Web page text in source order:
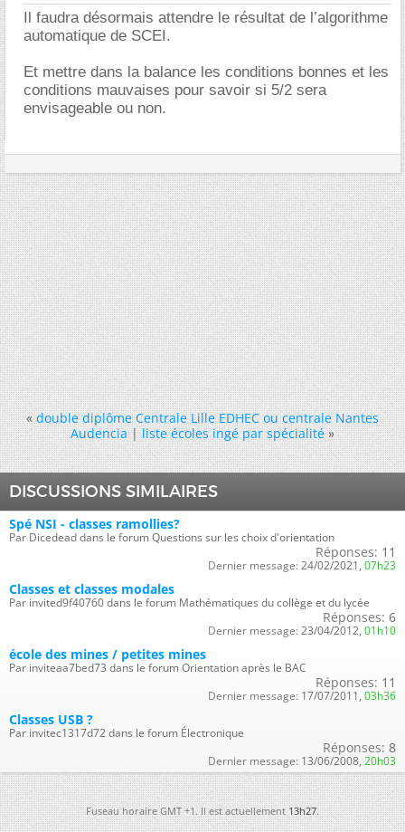
Il faudra désormais attendre le résultat de l’algorithme
automatique de SCEI.
Et mettre dans la balance les conditions bonnes et les
conditions mauvaises pour savoir si 5/2 sera
envisageable ou non.
« double diplôme Centrale Lille EDHEC ou centrale Nantes
Audencia|liste écoles ingé par spécialité »
DISCUSSIONS SIMILAIRES
Spé NSI - classes ramollies?
Par Dicedead dans le forum Questions sur les choix d'orientation
Réponses: 11
Dernier message: 24/02/2021, 07h23
Classes et classes modales
Par invited9f40760 dans le forum Mathématiques du collège et du lycée
Réponses: 6
Dernier message: 23/04/2012, 01h10
école des mines / petites mines
Par inviteaa7bed73 dans le forum Orientation après le BAC
Réponses: 11
Dernier message: 17/07/2011, 03h36
Classes USB ?
Par invitec1317d72 dans le forum Électronique
Réponses: 8
Dernier message: 13/06/2008, 20h03
Fuseau horaire GMT +1. Il est actuellement13h27.